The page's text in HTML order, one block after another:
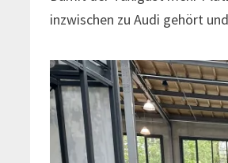
inzwischen zu Audi gehört